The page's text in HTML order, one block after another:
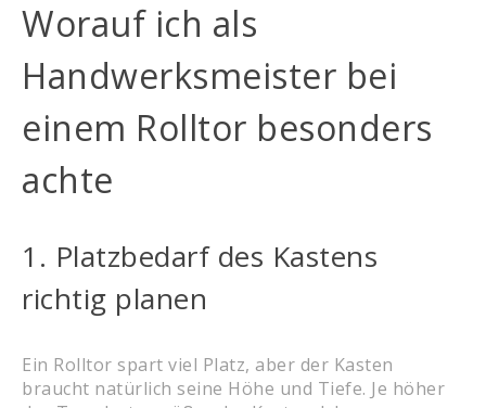
Worauf ich als
Handwerksmeister bei
einem Rolltor besonders
achte
1. Platzbedarf des Kastens
richtig planen
Ein Rolltor spart viel Platz, aber der Kasten
braucht natürlich seine Höhe und Tiefe. Je höher